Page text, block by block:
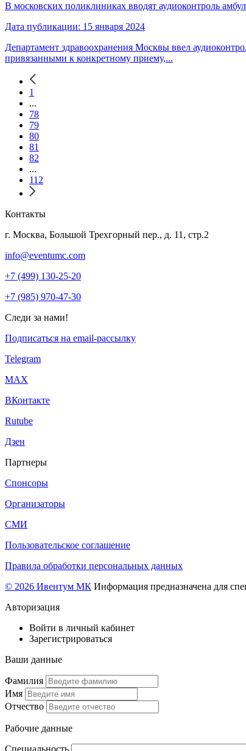
В московских поликлиниках вводят аудиоконтроль
Дата публикации: 15 января 2024
Департамент здравоохранения Москвы ввел
привязанными к конкретному приему,...
1
...
78
79
80
81
82
...
112
Контакты
г. Москва, Большой Трехгорный пер., д. 11, стр.2
info@eventumc.com
+7 (499) 130-25-20
+7 (985) 970-47-30
Следи за нами!
Подписаться на email-рассылку
Telegram
МАХ
ВКонтакте
Rutube
Дзен
Партнеры
Спонсоры
Организаторы
СМИ
Пользовательское соглашение
Правила обработки персональных данных
© 2026 Ивентум МК Информация предназначена для
Авторизация
Войти в личный кабинет
Зарегистрироваться
Ваши данные
Фамилия
Имя
Отчество
Рабочие данные